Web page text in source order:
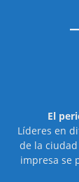
El
Líderes en
de la ciudad
impresa se